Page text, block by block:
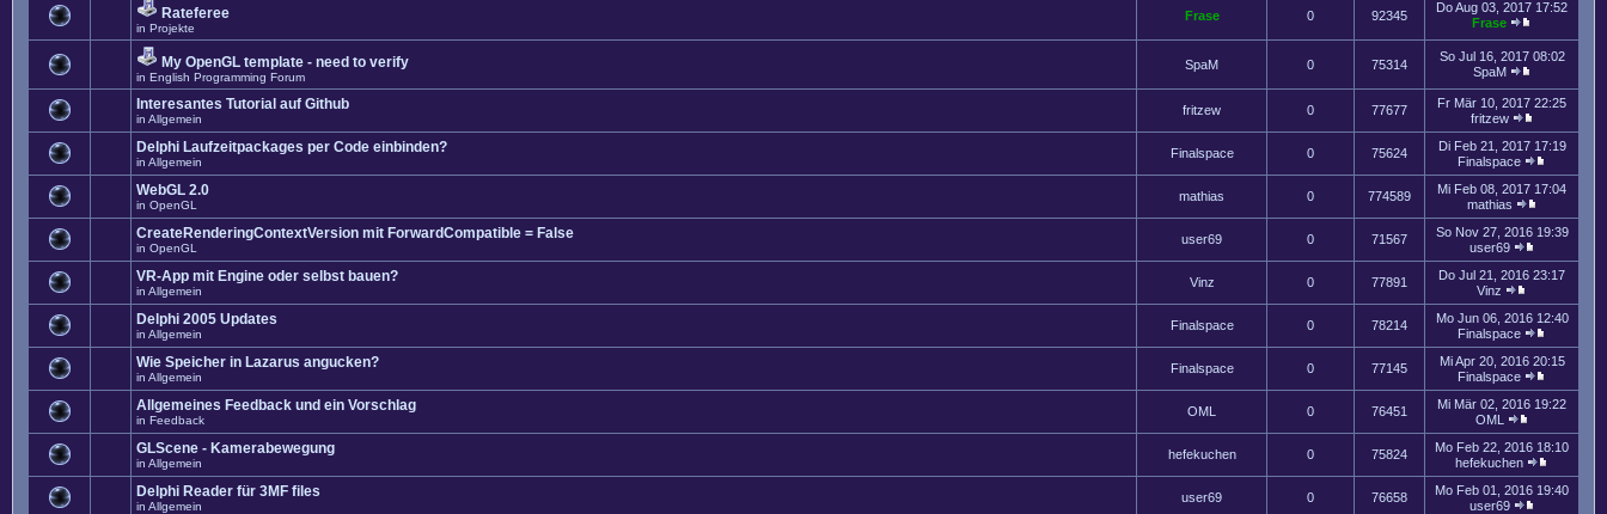
Rateferee
in Projekte
Frase 0 92345
Do Aug 03, 2017 17:52
Frase
My OpenGL template - need to verify
in English Programming Forum
SpaM 0 75314
So Jul 16, 2017 08:02
SpaM
Interesantes Tutorial auf Github
in Allgemein
fritzew 0 77677
Fr Mär 10, 2017 22:25
fritzew
Delphi Laufzeitpackages per Code einbinden?
in Allgemein
Finalspace 0 75624
Di Feb 21, 2017 17:19
Finalspace
WebGL 2.0
in OpenGL
mathias 0 774589
Mi Feb 08, 2017 17:04
mathias
CreateRenderingContextVersion mit ForwardCompatible = False
in OpenGL
user69 0 71567
So Nov 27, 2016 19:39
user69
VR-App mit Engine oder selbst bauen?
in Allgemein
Vinz 0 77891
Do Jul 21, 2016 23:17
Vinz
Delphi 2005 Updates
in Allgemein
Finalspace 0 78214
Mo Jun 06, 2016 12:40
Finalspace
Wie Speicher in Lazarus angucken?
in Allgemein
Finalspace 0 77145
Mi Apr 20, 2016 20:15
Finalspace
Allgemeines Feedback und ein Vorschlag
in Feedback
OML 0 76451
Mi Mär 02, 2016 19:22
OML
GLScene - Kamerabewegung
in Allgemein
hefekuchen 0 75824
Mo Feb 22, 2016 18:10
hefekuchen
Delphi Reader für 3MF files
in Allgemein
user69 0 76658
Mo Feb 01, 2016 19:40
user69